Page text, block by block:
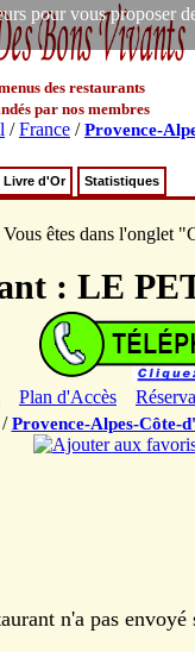
pour vous proposer
des restaurants
par nos membres
/France /Provence-
Livre d'Or Statistiques
Vous êtes dans l'onglet
: LE
Plan d'Accès
Provence-Alpes-Côte-
n'a pas envoyé